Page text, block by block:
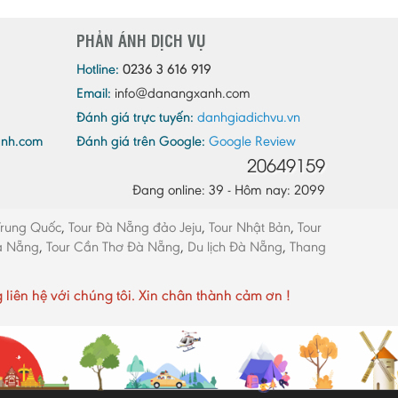
Quảng Trị
Sóc Trăng
Sơn La
Tây Ninh
Thái Bình
Thanh Hóa
Trà Vinh
Vĩnh Long
Vĩnh Phúc
PHẢN ÁNH DỊCH VỤ
Hotline: 0236 3 616 919
Email: info@danangxanh.com
Đánh giá trực tuyến: danhgiadichvu.vn
Đánh giá trên Google: Google Review
20649159
Đang online: 39 - Hôm nay: 2099
Quốc, Tour Đà Nẵng đảo Jeju, Tour Nhật Bản, Tour
Nẵng, Tour Cần Thơ Đà Nẵng, Du lịch Đà Nẵng, Thang
hệ với chúng tôi. Xin chân thành cảm ơn !